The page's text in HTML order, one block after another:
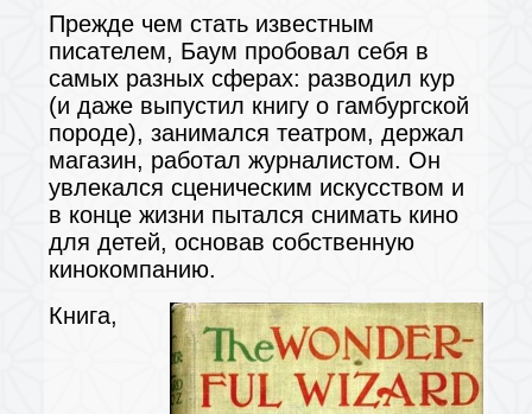
Прежде чем стать известным
писателем, Баум пробовал себя в
самых разных сферах: разводил кур
(и даже выпустил книгу о гамбургской
породе), занимался театром, держал
магазин, работал журналистом. Он
увлекался сценическим искусством и
в конце жизни пытался снимать кино
для детей, основав собственную
кинокомпанию.
Книга,